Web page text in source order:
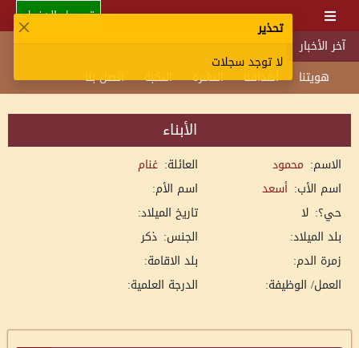
تسجيل الدخول
آخر الأخبار
هويتنا
أهدافنا النشرة النكبة اتصل بنا
الأبناء
الاسم: محمود العائلة: غنام
اسم الأب: أسعد
اسم الأم:
حي؟: لا
تاريخ الميلاد:
بلد الميلاد:
الجنس: ذكر
زمرة الدم:
بلد الاقامة:
العمل/ الوظيفة:
الدرجة العلمية:
تحذير
لا توجد سجلات